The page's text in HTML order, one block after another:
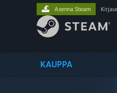
KAUPPA
Asenna Steam